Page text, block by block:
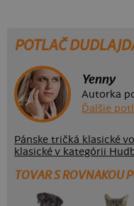
POTLAČ
Yenny
Autorka
Ďalšie
Pánske tričká klasické
klasické v kategórii
TOVAR S ROVNAKOU